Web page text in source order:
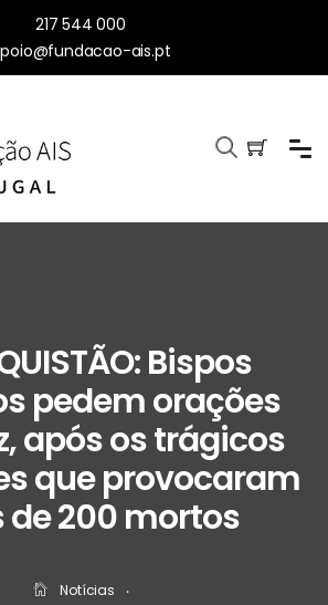
217 544 000
ais.pt
Bispos
pedem orações
após os trágicos
que provocaram
de 200 mortos
Notícias ‧